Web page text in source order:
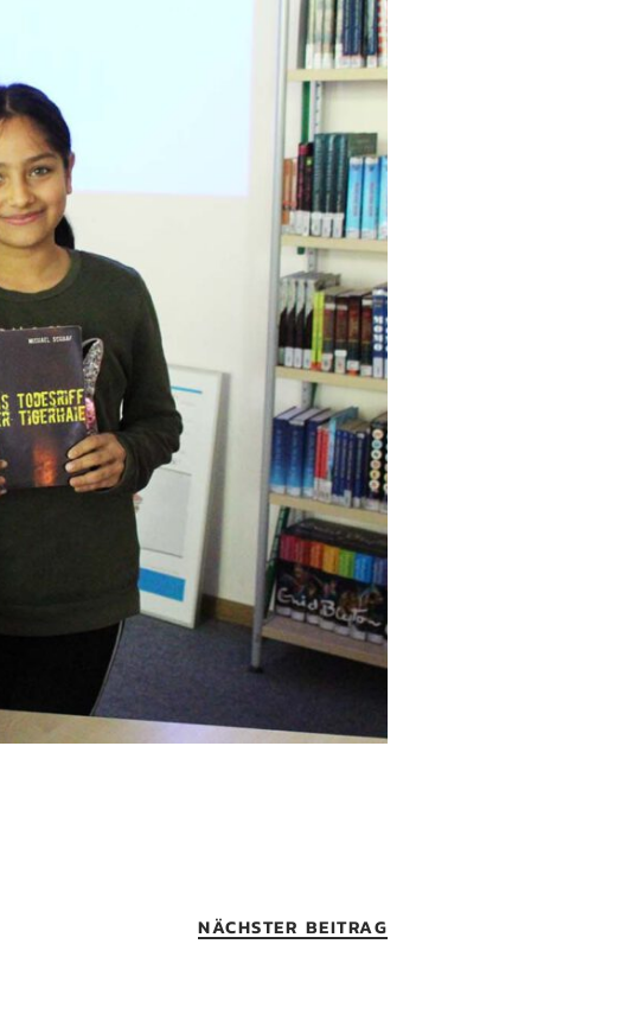
NÄCHSTER BEITRAG